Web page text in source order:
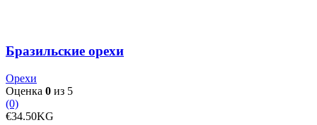
Бразильские орехи
Орехи
Оценка 0 из 5
(0)
€34.50KG